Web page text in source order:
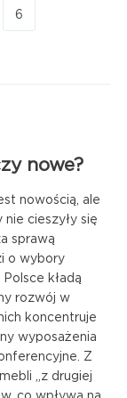
6
nowe?
nowością, ale
cieszyły się
sprawą
o wybory
kładą
rozwój w
koncentruje
wyposażenia
Z
„z drugiej